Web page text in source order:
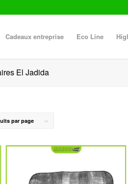
Cadeaux entreprise Eco Line
El Jadida
par page